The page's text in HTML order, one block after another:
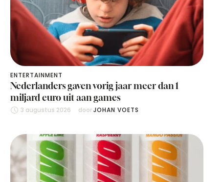
ENTERTAINMENT
Nederlanders gaven vorig jaar meer dan 1
miljard euro uit aan games
3 augustus 2026 door JOHAN VOETS